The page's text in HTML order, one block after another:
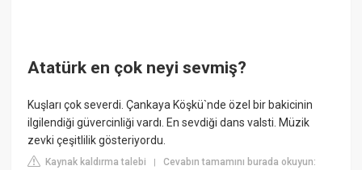
Atatürk en çok neyi sevmiş?
Kuşları çok severdi. Çankaya Köşkü`nde özel bir bakicinin
ilgilendiği güvercinliği vardı. En sevdiği dans valsti. Müzik
zevki çeşitlilik gösteriyordu.
Kaynak kaldırma talebi |Cevabın tamamını burada okuyun: